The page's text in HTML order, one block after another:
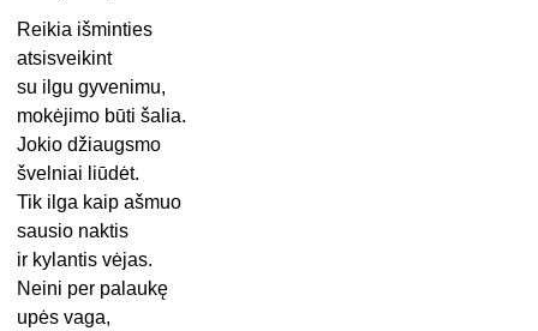
Reikia išminties
atsisveikint
su ilgu gyvenimu,
mokėjimo būti šalia.
Jokio džiaugsmo
švelniai liūdėt.
Tik ilga kaip ašmuo
sausio naktis
ir kylantis vėjas.
Neini per palaukę
upės vaga,